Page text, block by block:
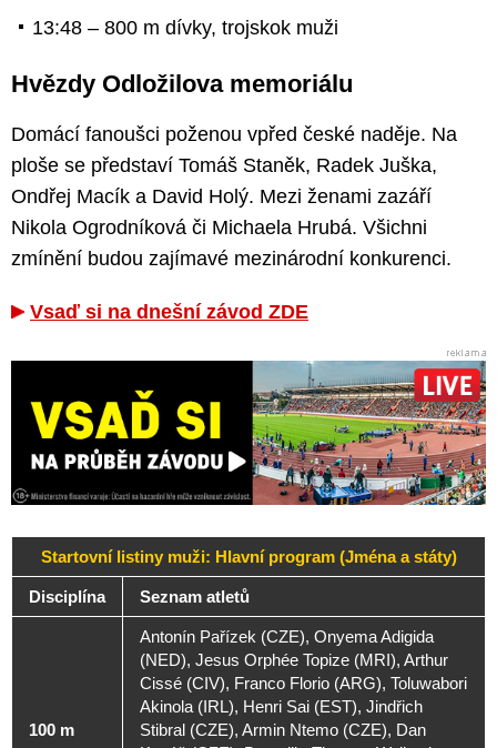
13:48 – 800 m dívky, trojskok muži
Hvězdy Odložilova memoriálu
Domácí fanoušci poženou vpřed české naděje. Na
ploše se představí Tomáš Staněk, Radek Juška,
Ondřej Macík a David Holý. Mezi ženami zazáří
Nikola Ogrodníková či Michaela Hrubá. Všichni
zmínění budou zajímavé mezinárodní konkurenci.
Vsaď si na dnešní závod ZDE
Startovní listiny muži: Hlavní program (Jména a státy)
Disciplína Seznam atletů
100 m
Antonín Pařízek (CZE), Onyema Adigida
(NED), Jesus Orphée Topize (MRI), Arthur
Cissé (CIV), Franco Florio (ARG), Toluwabori
Akinola (IRL), Henri Sai (EST), Jindřich
Stibral (CZE), Armin Ntemo (CZE), Dan